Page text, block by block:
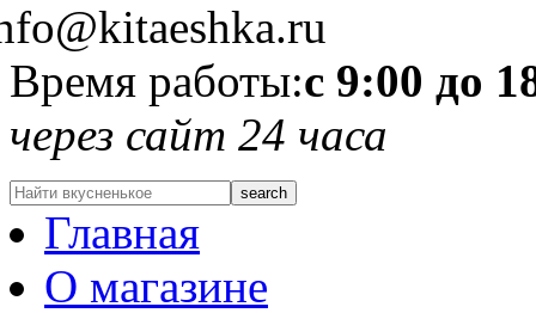
Время работы:с 9:00 до
через сайт 24 часа
Главная
О магазине